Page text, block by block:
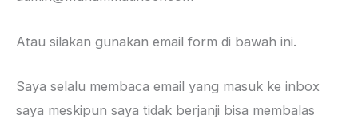
Atau silakan gunakan email form di bawah ini.
Saya selalu membaca email yang masuk ke inbox
saya meskipun saya tidak berjanji bisa membalas